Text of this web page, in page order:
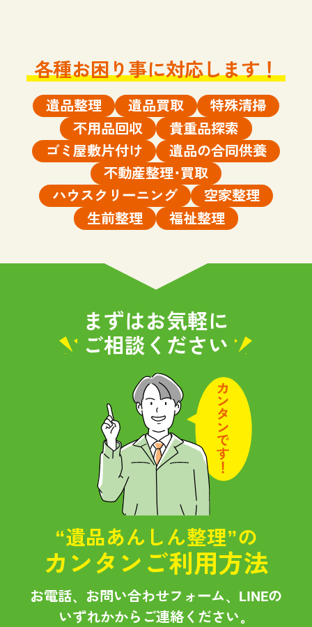
各種お困り事に対応します！
遺品整理 遺品買取
特殊清掃
不用品回収
貴重品探索
ゴミ屋敷片付け
遺品の合同供養
不動産整理･買取
ハウスクリーニング
空家整理
生前整理
福祉整理
まずはお気軽に
ご相談ください
“遺品あんしん整理”の
カンタンご利用方法
お電話、お問い合わせフォーム、LINEの
いずれかからご連絡ください。